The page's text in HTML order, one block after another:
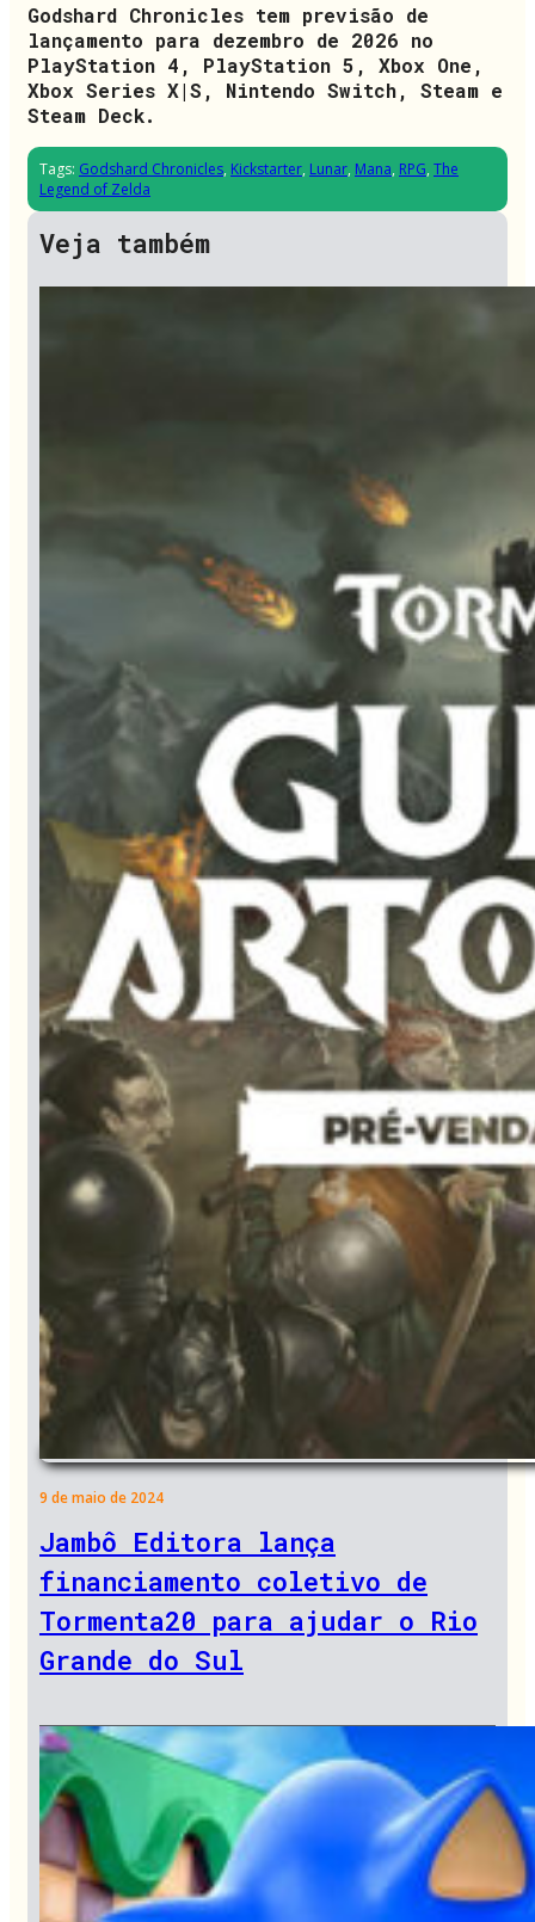
Godshard Chronicles tem previsão de
lançamento para dezembro de 2026 no
PlayStation 4, PlayStation 5, Xbox One,
Xbox Series X|S, Nintendo Switch, Steam e
Steam Deck.
Tags: Godshard Chronicles, Kickstarter, Lunar, Mana, RPG, The
Legend of Zelda
Veja também
9 de maio de 2024
Jambô Editora lança
financiamento coletivo de
Tormenta20 para ajudar o Rio
Grande do Sul